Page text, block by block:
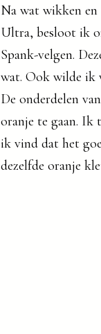
Na wat wikken en
Ultra, besloot ik
Spank-velgen.
wat. Ook wilde ik
De onderdelen
oranje te gaan. Ik
ik vind dat het
dezelfde oranje